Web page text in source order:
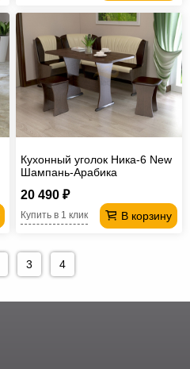
Кухонный уголок Ника-6 New
Шампань-Арабика
20 490 ₽
В корзину
Купить в 1 клик
3 4